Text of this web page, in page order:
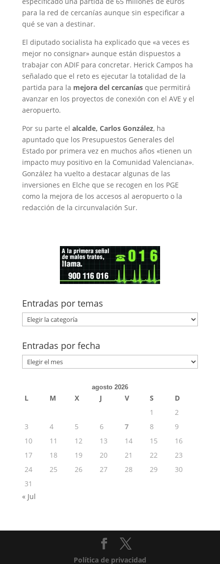
para la red de cercanías aunque sin especificar a
qué se van a destinar.
El diputado socialista ha explicado que «a veces es
mejor no consignar» aunque están dispuestos a
trabajar con ADIF para concretar. Herick Campos ha
señalado que el reto es ejecutar la totalidad de la
partida para la mejora del cercaníasque permitirá
avanzar en los proyectos de conexión con el AVE y el
aeropuerto.
Por su parte el alcalde, Carlos González, ha
apuntado que los Presupuestos Generales del
Estado por primera vez en muchos años «tienen un
impacto muy positivo en la Comunidad Valenciana».
González ha vuelto a destacar algunas de las
inversiones en Elche que se recogen en los PGE
como la mejora de los accesos al aeropuerto o la
redacción de la circunvalación Sur.
Entradas por temas
Entradas
por
temas
Entradas por fecha
Entradas
por
agosto 2026
L M X J V S
D
1
2
3
4 5 6 7 8
9
10
11 12 13 14 15
16
17
18 19 20 21 22
23
24
25 26 27 28 29
30
31
« Jul
Política de privacidad